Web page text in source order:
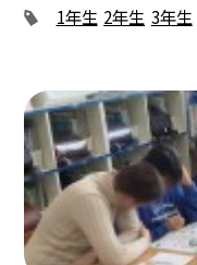
1年生 2年生 3年生